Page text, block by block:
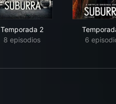
Temporada 2
8 episodios
6